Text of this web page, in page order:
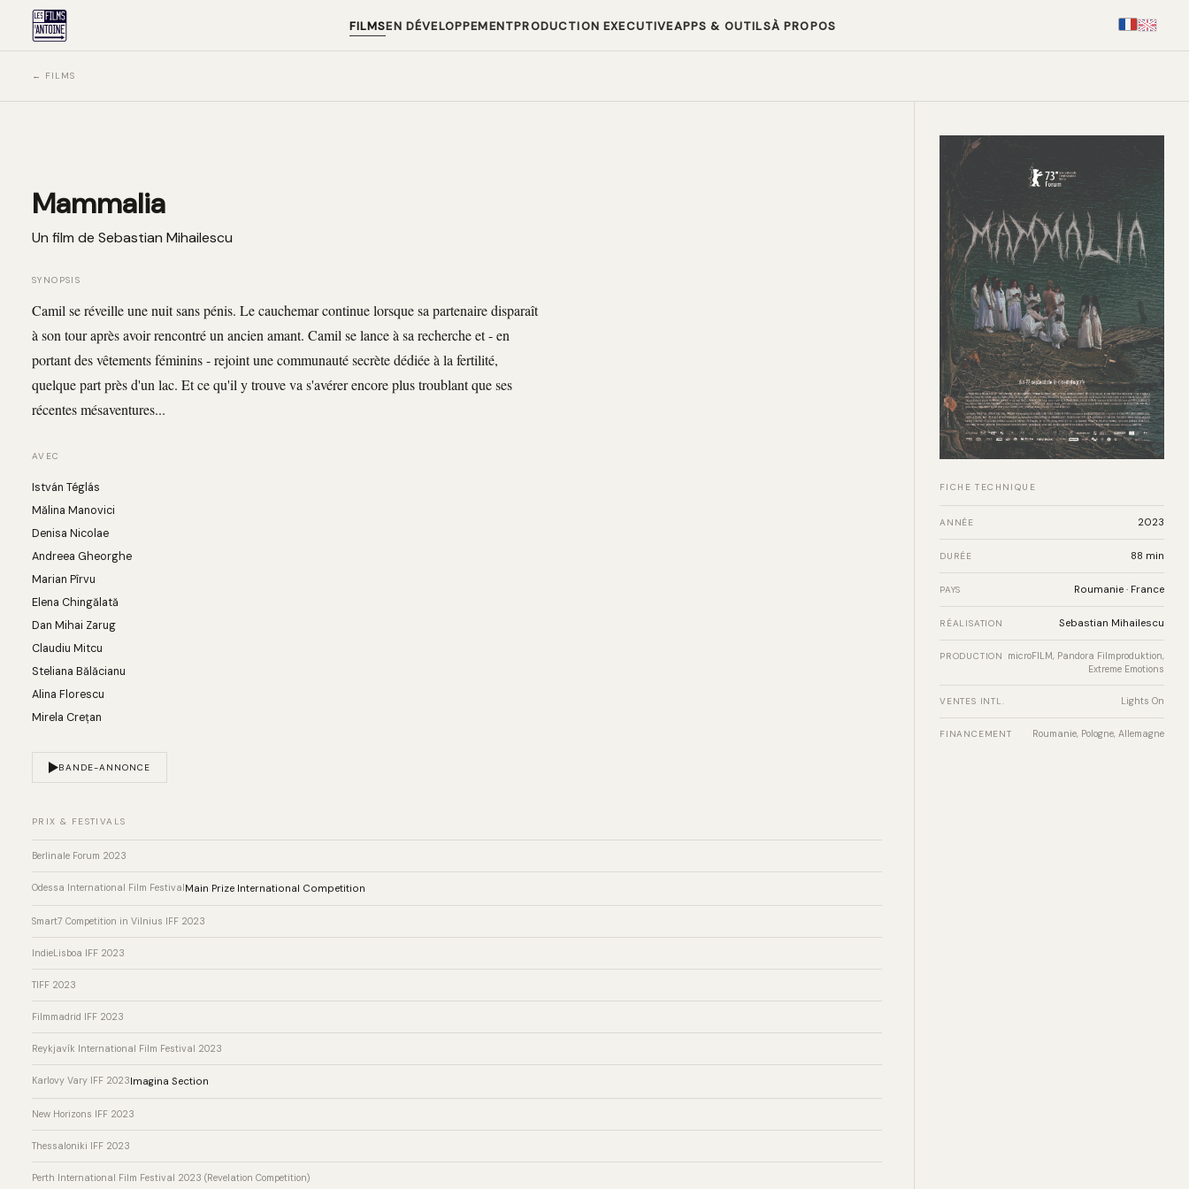
FILMSEN DÉVELOPPEMENTPRODUCTION EXECUTIVEAPPS & OUTILSÀ PROPOS FR EN
← FILMS
‹ ›
Mammalia
Un film de Sebastian Mihailescu
SYNOPSIS
Camil se réveille une nuit sans pénis. Le cauchemar continue lorsque sa partenaire disparaît
à son tour après avoir rencontré un ancien amant. Camil se lance à sa recherche et - en
portant des vêtements féminins - rejoint une communauté secrète dédiée à la fertilité,
quelque part près d'un lac. Et ce qu'il y trouve va s'avérer encore plus troublant que ses
récentes mésaventures...
AVEC
István Téglás
Mălina Manovici
Denisa Nicolae
Andreea Gheorghe
Marian Pîrvu
Elena Chingălată
Dan Mihai Zarug
Claudiu Mitcu
Steliana Bălăcianu
Alina Florescu
Mirela Crețan
BANDE-ANNONCE
PRIX & FESTIVALS
Berlinale Forum 2023
Odessa International Film FestivalMain Prize International Competition
Smart7 Competition in Vilnius IFF 2023
IndieLisboa IFF 2023
TIFF 2023
Filmmadrid IFF 2023
Reykjavík International Film Festival 2023
Karlovy Vary IFF 2023Imagina Section
New Horizons IFF 2023
Thessaloniki IFF 2023
Perth International Film Festival 2023 (Revelation Competition)
FICHE TECHNIQUE
ANNÉE 2023
DURÉE 88 min
PAYS Roumanie · France
RÉALISATION Sebastian Mihailescu
PRODUCTION
microFILM, Pandora Filmproduktion,
Extreme Emotions
VENTES INTL. Lights On
FINANCEMENT Roumanie, Pologne, Allemagne